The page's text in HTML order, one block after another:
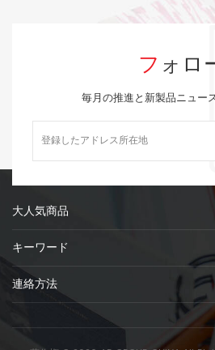
フォロ
毎月の推進と新製品ニュー
大人気商品
キーワード
連絡方法